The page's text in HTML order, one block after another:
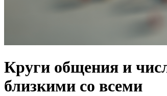
Круги общения и
близкими со всеми